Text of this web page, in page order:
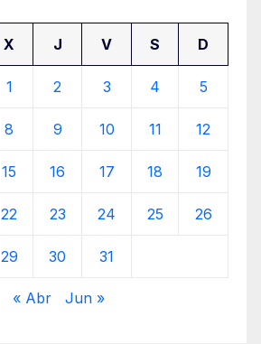
X J V S D
1 2 3 4 5
8 9 10 11 12
15 16 17 18 19
22 23 24 25 26
29 30 31
« Abr Jun »